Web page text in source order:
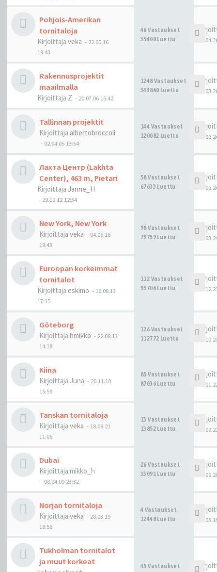
Pohjois-Amerikan
tornitaloja
Kirjoittaja veka - 22.05.16
19:43
46 Vastaukset
35400 Luettu
Rakennusprojektit
maailmalla
Kirjoittaja Z - 20.07.06 15:42
1248 Vastaukset
343860 Luettu
Tallinnan projektit
Kirjoittaja albertobroccoli
- 02.04.05 13:54
144 Vastaukset
120082 Luettu
Лахта Центр (Lakhta
Center), 463 m, Pietari
Kirjoittaja Janne_H
- 29.12.12 12:34
58 Vastaukset
67633 Luettu
New York, New York
Kirjoittaja veka - 04.05.16
19:43
98 Vastaukset
79759 Luettu
Euroopan korkeimmat
tornitalot
Kirjoittaja eskimo - 16.08.13
17:15
112 Vastaukset
95706 Luettu
Göteborg
Kirjoittaja hmikko - 22.08.13
14:18
126 Vastaukset
112772 Luettu
Kiina
Kirjoittaja Juna - 20.11.10
15:59
85 Vastaukset
87036 Luettu
Tanskan tornitaloja
Kirjoittaja veka - 18.08.21
11:06
13 Vastaukset
13852 Luettu
Dubai
Kirjoittaja mikko_h
- 08.04.09 23:32
26 Vastaukset
33091 Luettu
Norjan tornitaloja
Kirjoittaja veka - 28.03.19
18:56
4 Vastaukset
12448 Luettu
Tukholman tornitalot
ja muut korkeat
45 Vastaukset